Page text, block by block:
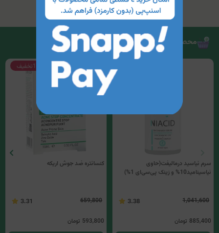
محصولات مرتبط
سرم نیاسید درمالیفت(حاوی
نیاسینامید10% و زینک پی‌سی‌ای 1%)
1,041,600
3.38
885,400 تومان
10%تخفیف
کنسانتره ضد جوش اریکه
659,800
3.31
593,800 تومان